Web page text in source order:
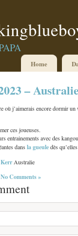
Home
– Australie
où j’aimerais encore dormir
ces joueuses.
entrainements avec des
dansla gueuledès
Kerr Australie
No Comments »